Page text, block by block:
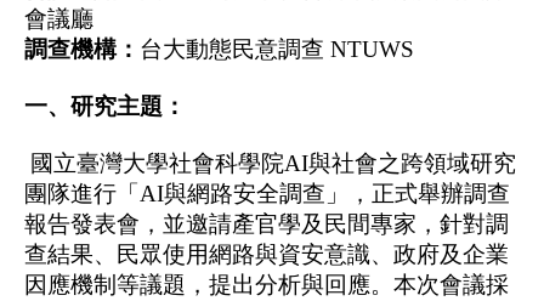
會議廳
調查機構： 台大動態民意調查 NTUWS
一、研究主題：
國立臺灣大學社會科學院AI與社會之跨領域研究
團隊進行「 AI與網路安全調查」，正式舉辦調查
報告發表會，並邀請產官學及民間專家，針對調
查結果、民眾使用網路與資安意識、政府及企業
因應機制等議題，提出分析與回應。本次會議採